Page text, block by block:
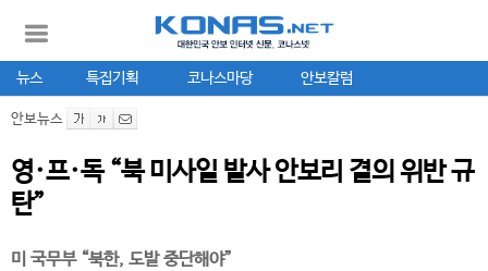
뉴스 특집기획 코나스마당 안보칼럼
안보뉴스
영·프·독 “북 미사일 발사 안보리 결의 위반 규
탄”
미 국무부 “북한, 도발 중단해야”